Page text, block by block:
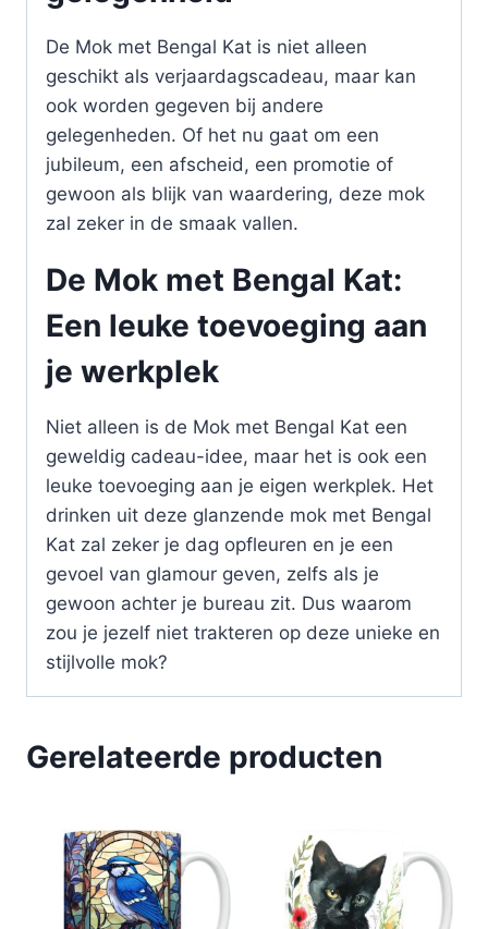
De Mok met Bengal Kat is niet alleen
geschikt als verjaardagscadeau, maar kan
ook worden gegeven bij andere
gelegenheden. Of het nu gaat om een
jubileum, een afscheid, een promotie of
gewoon als blijk van waardering, deze mok
zal zeker in de smaak vallen.
De Mok met Bengal Kat:
Een leuke toevoeging aan
je werkplek
Niet alleen is de Mok met Bengal Kat een
geweldig cadeau-idee, maar het is ook een
leuke toevoeging aan je eigen werkplek. Het
drinken uit deze glanzende mok met Bengal
Kat zal zeker je dag opfleuren en je een
gevoel van glamour geven, zelfs als je
gewoon achter je bureau zit. Dus waarom
zou je jezelf niet trakteren op deze unieke en
stijlvolle mok?
Gerelateerde producten